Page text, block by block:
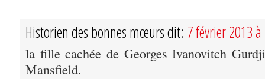
Historien des bonnes mœurs dit: 7 février 2013
la fille cachée de Georges Ivanovitch
Mansfield.